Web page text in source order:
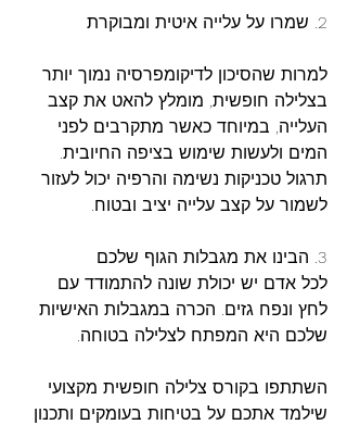
2. שמרו על עלייה איטית ומבוקרת
למרות שהסיכון לדיקומפרסיה נמוך יותר
בצלילה חופשית, מומלץ להאט את קצב
העלייה, במיוחד כאשר מתקרבים לפני
המים ולעשות שימוש בציפה החיובית.
תרגול טכניקות נשימה והרפיה יכול לעזור
לשמור על קצב עלייה יציב ובטוח.
3. הבינו את מגבלות הגוף שלכם
לכל אדם יש יכולת שונה להתמודד עם
לחץ ונפח גזים. הכרה במגבלות האישיות
שלכם היא המפתח לצלילה בטוחה.
השתתפו בקורס צלילה חופשית מקצועי
שילמד אתכם על בטיחות בעומקים ותכנון